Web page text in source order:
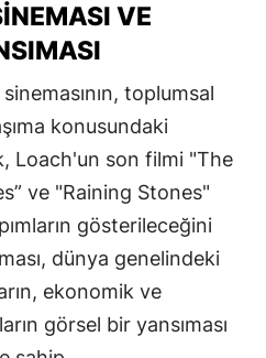
VE
toplumsal
konusundaki
Loach'un son filmi "The
ve "Raining Stones"
gösterileceğini
dünya genelindeki
ekonomik ve
görsel bir yansıması